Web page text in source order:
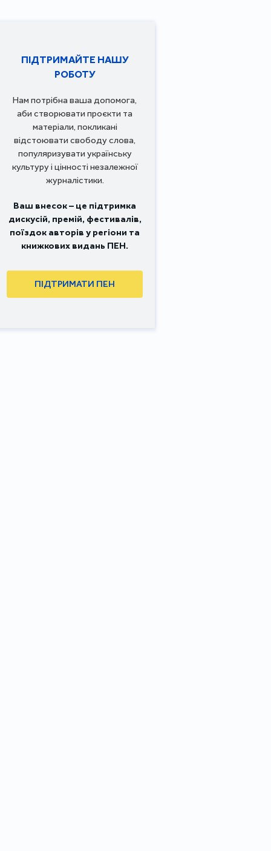
ПІДТРИМАЙТЕ НАШУ
РОБОТУ
Нам потрібна ваша допомога,
аби створювати проєкти та
матеріали, покликані
відстоювати свободу слова,
популяризувати українську
культуру і цінності незалежної
журналістики.
Ваш внесок – це підтримка
дискусій, премій, фестивалів,
поїздок авторів у регіони та
книжкових видань ПЕН.
ПІДТРИМАТИ ПЕН